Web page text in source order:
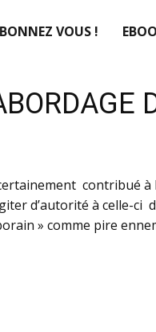
VOUS !
contribué
d’autorité à celle-ci
» comme pire